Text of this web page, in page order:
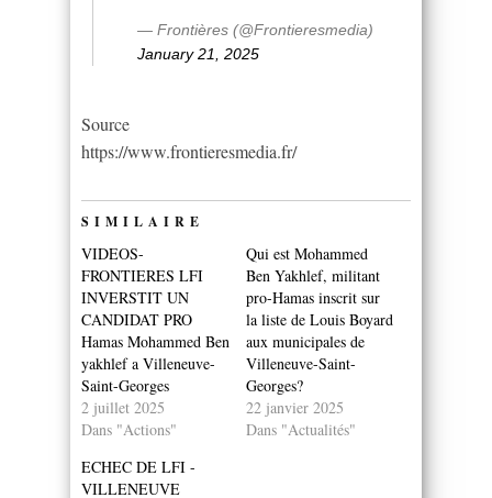
— Frontières (@Frontieresmedia)
January 21, 2025
Source
https://www.frontieresmedia.fr/
SIMILAIRE
VIDEOS-
FRONTIERES LFI
INVERSTIT UN
CANDIDAT PRO
Hamas Mohammed Ben
yakhlef a Villeneuve-
Saint-Georges
2 juillet 2025
Dans "Actions"
Qui est Mohammed
Ben Yakhlef, militant
pro-Hamas inscrit sur
la liste de Louis Boyard
aux municipales de
Villeneuve-Saint-
Georges?
22 janvier 2025
Dans "Actualités"
ECHEC DE LFI -
VILLENEUVE